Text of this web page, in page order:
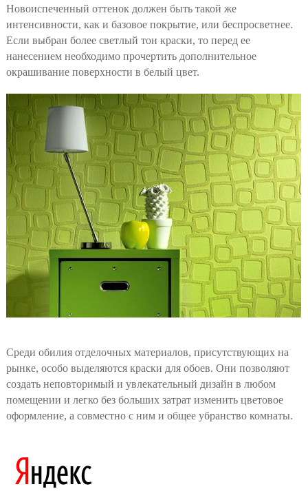
Новоиспеченный оттенок должен быть такой же
интенсивности, как и базовое покрытие, или беспросветнее.
Если выбран более светлый тон краски, то перед ее
нанесением необходимо прочертить дополнительное
окрашивание поверхности в белый цвет.
Среди обилия отделочных материалов, присутствующих на
рынке, особо выделяются краски для обоев. Они позволяют
создать неповторимый и увлекательный дизайн в любом
помещении и легко без больших затрат изменить цветовое
оформление, а совместно с ним и общее убранство комнаты.